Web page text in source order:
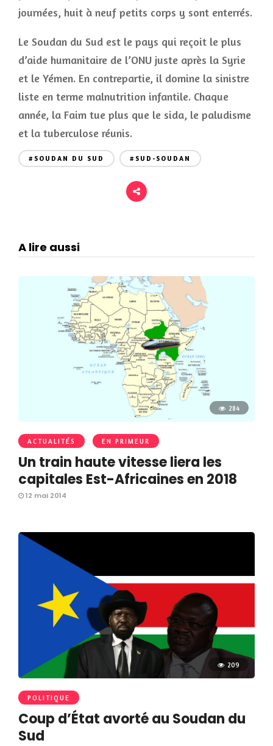
journées, huit à neuf petits corps y sont enterrés.
Le Soudan du Sud est le pays qui reçoit le plus
d’aide humanitaire de l’ONU juste après la Syrie
et le Yémen. En contrepartie, il domine la sinistre
liste en terme malnutrition infantile. Chaque
année, la Faim tue plus que le sida, le paludisme
et la tuberculose réunis.
#SOUDAN DU SUD #SUD-SOUDAN
A lire aussi
284
ACTUALITÉS EN PRIMEUR
Un train haute vitesse liera les
capitales Est-Africaines en 2018
12 mai 2014
209
POLITIQUE
Coup d’État avorté au Soudan du
Sud